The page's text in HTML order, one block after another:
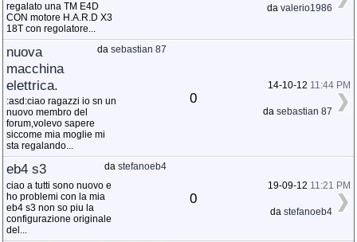
regalato una TM E4D
CON motore H.A.R.D X3
18T con regolatore...
da valerio1986
da sebastian 87
nuova
macchina
elettrica.
:asd:ciao ragazzi io sn un
nuovo membro del
forum,volevo sapere
siccome mia moglie mi
sta regalando...
0
14-10-12 11:44 PM
da sebastian 87
da stefanoeb4
eb4 s3
ciao a tutti sono nuovo e
ho problemi con la mia
eb4 s3 non so piu la
configurazione originale
del...
0
19-09-12 11:21 PM
da stefanoeb4